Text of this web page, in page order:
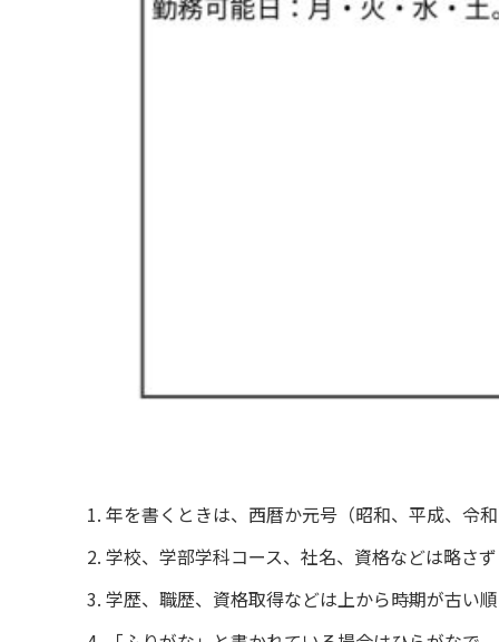
年を書くときは、西暦か元号（昭和、平成、令
学校、学部学科コース、社名、資格などは略さ
学歴、職歴、資格取得などは上から時期が古い